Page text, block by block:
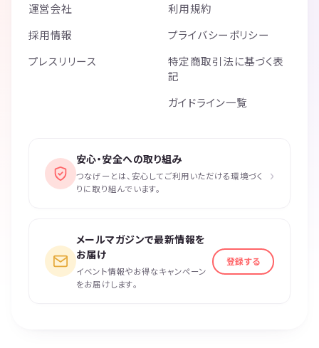
運営会社
採用情報
プレスリリース
利用規約
プライバシーポリシー
特定商取引法に基づく表
記
ガイドライン一覧
安心・安全への取り組み
つなげーとは、安心してご利用いただける環境づく
りに取り組んでいます。
›
メールマガジンで最新情報を
お届け
イベント情報やお得なキャンペーン
をお届けします。
登録する